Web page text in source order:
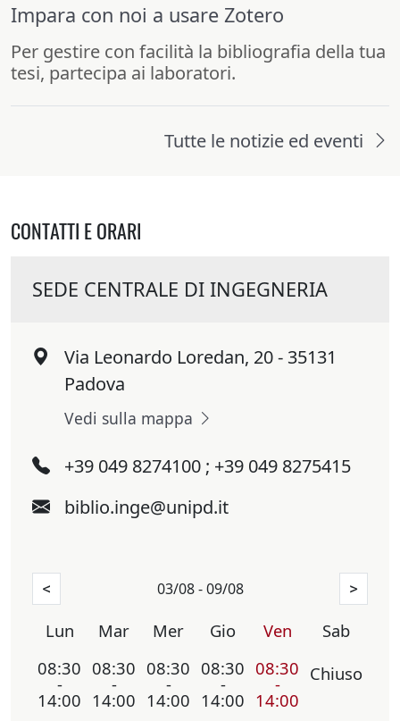
Impara con noi a usare Zotero
Per gestire con facilità la bibliografia della tua
tesi, partecipa ai laboratori.
Tutte le notizie ed eventi
CONTATTI E ORARI
SEDE CENTRALE DI INGEGNERIA
Via Leonardo Loredan, 20 - 35131
Padova
Vedi sulla mappa
+39 049 8274100 ; +39 049 8275415
biblio.inge@unipd.it
>
< 03/08 - 09/08
Lun
08:30
-
14:00
Mar
08:30
-
14:00
Mer
08:30
-
14:00
Gio
08:30
-
14:00
Ven
08:30
-
14:00
Sab
Chiuso